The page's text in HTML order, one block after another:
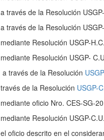
a través de la Resolución
a través de la Resolución
mediante Resolución USGP-
mediante Resolución USGP-
a través de la Resolución
través de la Resolución USGP-
mediante oficio Nro. CES-SG-
mediante Resolución USGP-
el oficio descrito en el